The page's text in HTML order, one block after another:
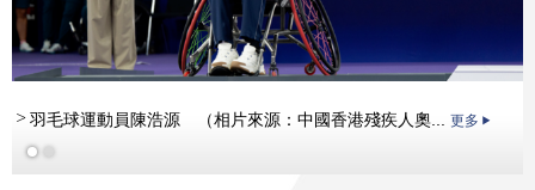
羽毛球運動員陳浩源 （相片來源：中國香港殘疾人奧... 更多